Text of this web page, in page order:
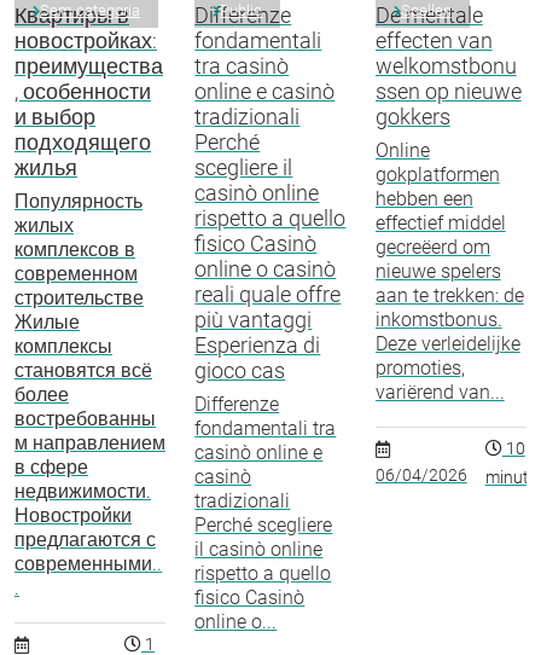
Sem categoria
Квартиры в
новостройках:
преимущества
, особенности
и выбор
подходящего
жилья
Популярность
жилых
комплексов в
современном
строительстве
Жилые
комплексы
становятся всё
более
востребованны
м направлением
в сфере
недвижимости.
Новостройки
предлагаются с
современными..
.
1
Public
Differenze
fondamentali
tra casinò
online e casinò
tradizionali
Perché
scegliere il
casinò online
rispetto a quello
fisico Casinò
online o casinò
reali quale offre
più vantaggi
Esperienza di
gioco cas
Differenze
fondamentali tra
casinò online e
casinò
tradizionali
Perché scegliere
il casinò online
rispetto a quello
fisico Casinò
online o...
Spellen
De mentale
effecten van
welkomstbonu
ssen op nieuwe
gokkers
Online
gokplatformen
hebben een
effectief middel
gecreëerd om
nieuwe spelers
aan te trekken: de
inkomstbonus.
Deze verleidelijke
promoties,
variërend van...
06/04/2026
10